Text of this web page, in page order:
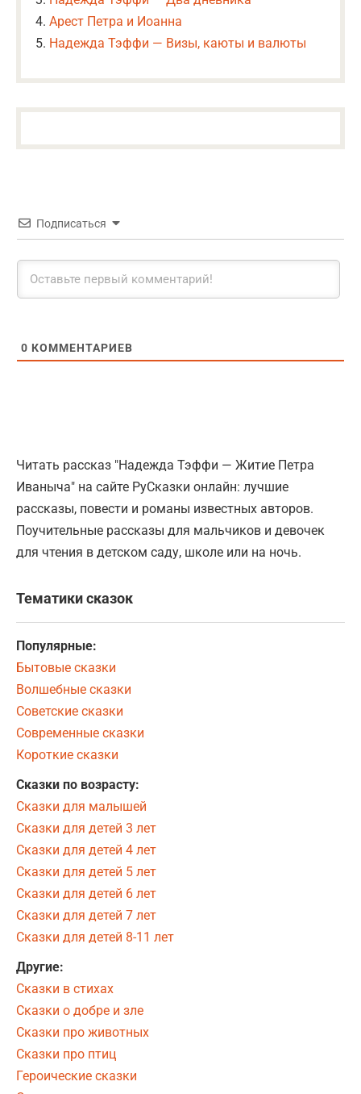
Арест Петра и Иоанна
Надежда Тэффи — Визы, каюты и валюты
Подписаться
0 КОММЕНТАРИЕВ
Читать рассказ "Надежда Тэффи — Житие Петра
Иваныча" на сайте РуСказки онлайн: лучшие
рассказы, повести и романы известных авторов.
Поучительные рассказы для мальчиков и девочек
для чтения в детском саду, школе или на ночь.
Тематики сказок
Популярные:
Бытовые сказки
Волшебные сказки
Советские сказки
Современные сказки
Короткие сказки
Сказки по возрасту:
Сказки для малышей
Сказки для детей 3 лет
Сказки для детей 4 лет
Сказки для детей 5 лет
Сказки для детей 6 лет
Сказки для детей 7 лет
Сказки для детей 8-11 лет
Другие:
Сказки в стихах
Сказки о добре и зле
Сказки про животных
Сказки про птиц
Героические сказки